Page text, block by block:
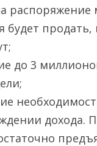
будет продать,
до 3
дохода.